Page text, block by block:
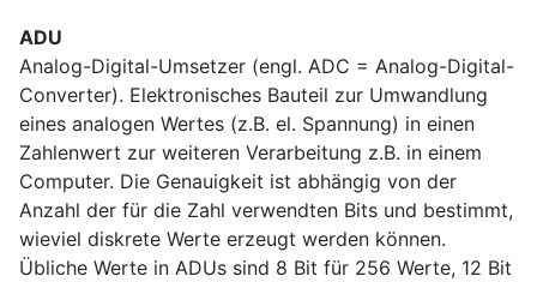
ADU
Analog-Digital-Umsetzer (engl. ADC = Analog-Digital-
Converter). Elektronisches Bauteil zur Umwandlung
eines analogen Wertes (z.B. el. Spannung) in einen
Zahlenwert zur weiteren Verarbeitung z.B. in einem
Computer. Die Genauigkeit ist abhängig von der
Anzahl der für die Zahl verwendten Bits und bestimmt,
wieviel diskrete Werte erzeugt werden können.
Übliche Werte in ADUs sind 8 Bit für 256 Werte, 12 Bit